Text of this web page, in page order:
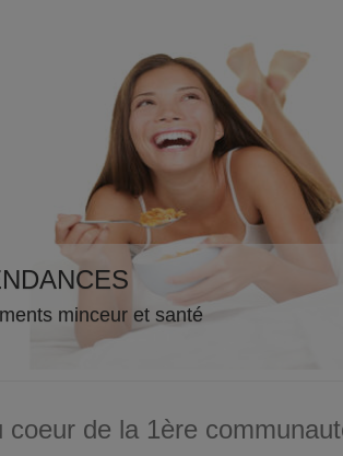
minceur et santé
coeur de la 1ère